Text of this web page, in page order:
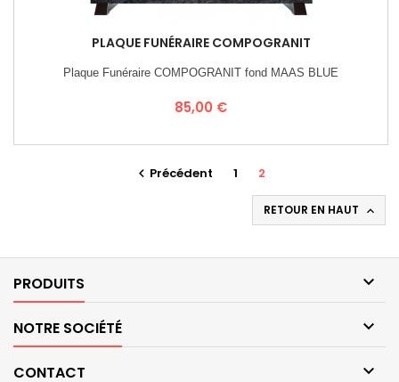
PLAQUE FUNÉRAIRE COMPOGRANIT
Plaque Funéraire COMPOGRANIT fond MAAS BLUE
Prix
85,00 €
 Précédent 1 2
RETOUR EN HAUT 
PRODUITS 
NOTRE SOCIÉTÉ 
CONTACT 